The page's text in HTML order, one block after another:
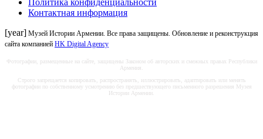
Политика конфиденциальности
Контактная информация
[year] Музей Истории Армении. Все права защищены. Обновление и реконструкция
сайта компанией HK Digital Agency
Фотографии, размещенные на сайте, защищены Законом об авторских и смежных правах Республики
Армения.
Строго запрещается копировать, распространять, иллюстрировать, адаптировать или менять
фотографии по собственному усмотрению без предшествующего письменного разрешения Музея
Истории Армении.